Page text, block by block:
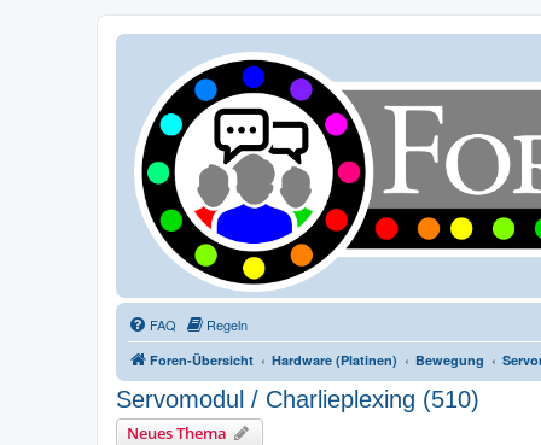
FAQ Regeln
Foren-Übersicht Hardware (Platinen) Bewegung
Servomodul / Charlieplexing (510)
Neues Thema